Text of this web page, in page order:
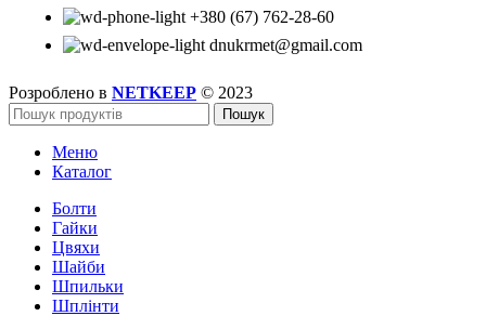
+380 (67) 762-28-60
dnukrmet@gmail.com
Розроблено в NETKEEP © 2023
Пошук
Меню
Каталог
Болти
Гайки
Цвяхи
Шайби
Шпильки
Шплінти